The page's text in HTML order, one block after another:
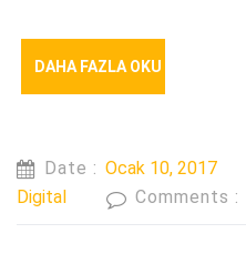
DAHA FAZLA OKU
Date : Ocak 10, 2017
Digital
Comments :